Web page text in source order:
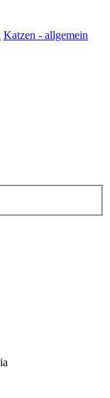
Katzen - allgemein